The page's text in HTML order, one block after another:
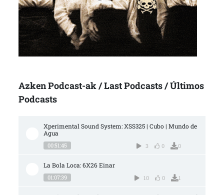
Azken Podcast-ak / Last Podcasts / Últimos
Podcasts
Xperimental Sound System: XSS325 | Cubo | Mundo de
Agua
00:51:45 3 0 0
La Bola Loca: 6X26 Einar
01:07:39 10 0 1